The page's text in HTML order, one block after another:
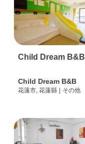
Child Dream B&B
Child Dream B&B
花蓮市, 花蓮縣 その他